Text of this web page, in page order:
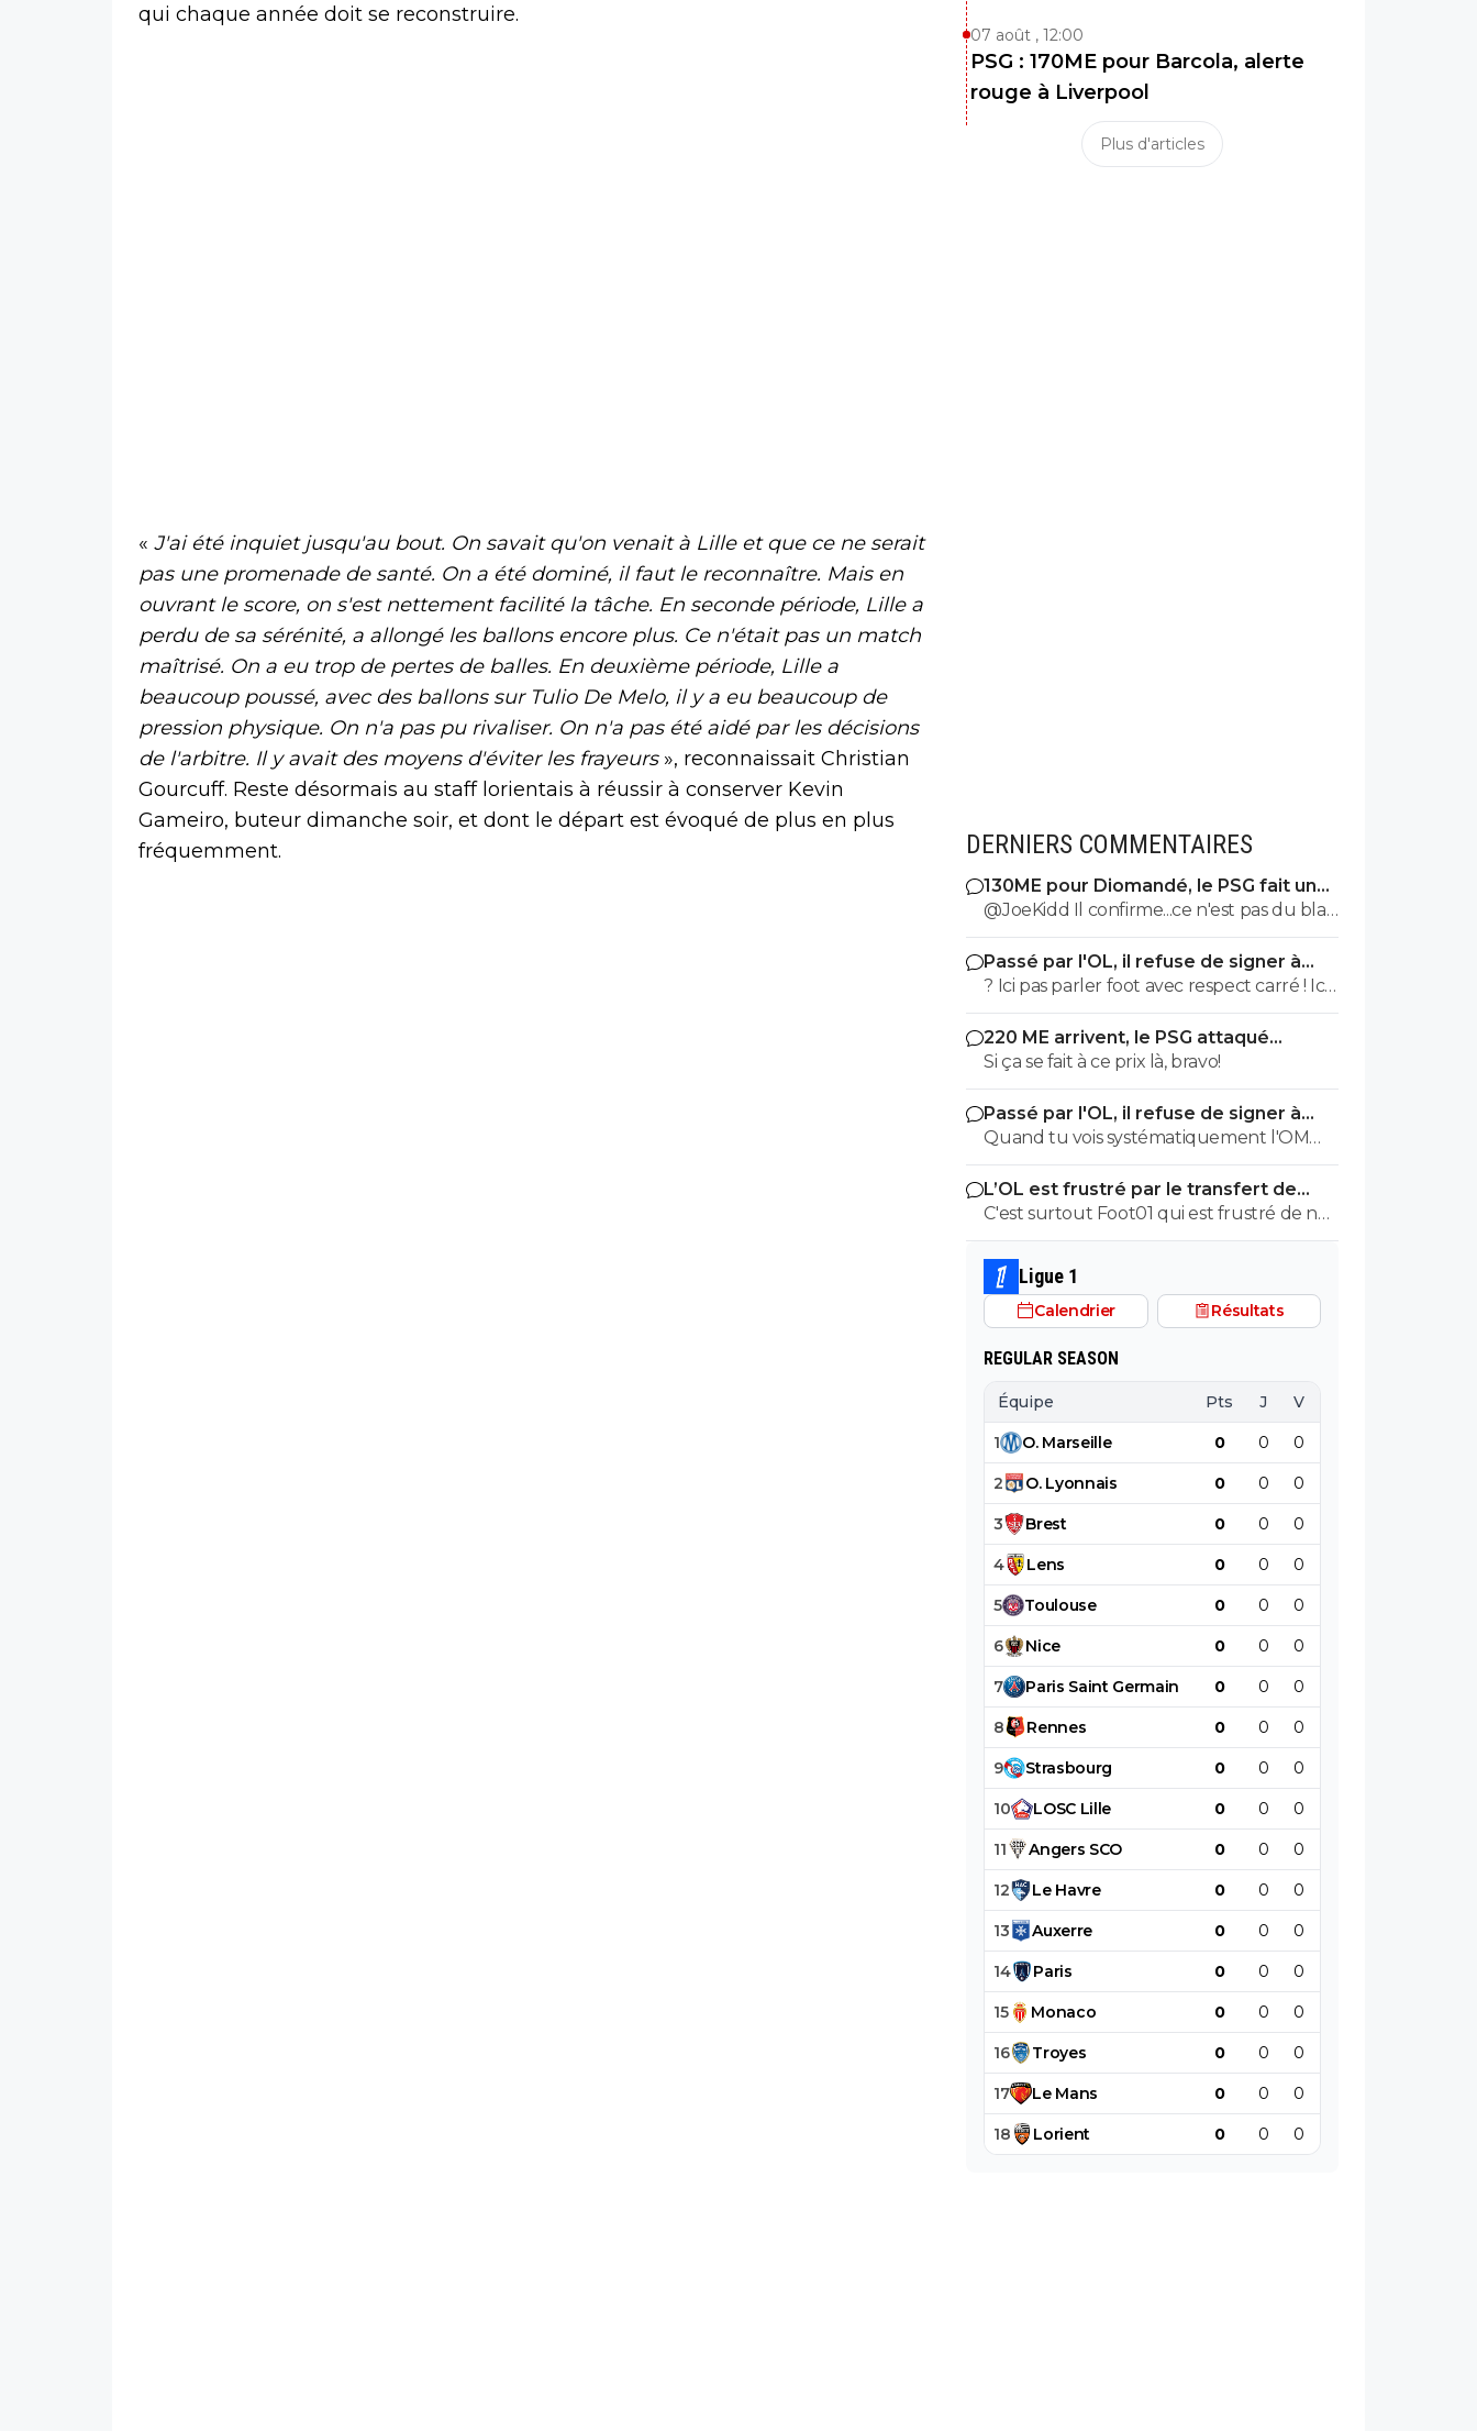
qui chaque année doit se reconstruire.
« J'ai été inquiet jusqu'au bout. On savait qu'on venait à Lille et que ce ne serait
pas une promenade de santé. On a été dominé, il faut le reconnaître. Mais en
ouvrant le score, on s'est nettement facilité la tâche. En seconde période, Lille a
perdu de sa sérénité, a allongé les ballons encore plus. Ce n'était pas un match
maîtrisé. On a eu trop de pertes de balles. En deuxième période, Lille a
beaucoup poussé, avec des ballons sur Tulio De Melo, il y a eu beaucoup de
pression physique. On n'a pas pu rivaliser. On n'a pas été aidé par les décisions
de l'arbitre. Il y avait des moyens d'éviter les frayeurs», reconnaissait Christian
Gourcuff. Reste désormais au staff lorientais à réussir à conserver Kevin
Gameiro, buteur dimanche soir, et dont le départ est évoqué de plus en plus
fréquemment.
07 août , 12:00
PSG : 170ME pour Barcola, alerte
rouge à Liverpool
Plus d'articles
DERNIERS COMMENTAIRES
130ME pour Diomandé, le PSG fait une
nouvelle offre
@JoeKidd Il confirme...ce n'est pas du bla
bla bla quand c'est le PSG...le gars n'a
honte de rien, surtout quand il s'agit
d'étaler publiquement sa bêtise ^^
Passé par l'OL, il refuse de signer à
l'OM
? Ici pas parler foot avec respect carré ! Ici
le pire site de foot avec des infos rancies et
inutiles plus ou moins pompées sur
d'autres sites plus sérieux entremêlées de
pub macronesques, avec des bandeaux à
coolies mal cuits ! Donc les lecteurs sont
parmi les pires abrutis que l'on puisse
rencontrer sur terre, peut-être même
des trolls mandatés par l'union
européenne pour déstabiliser l'Islande !!
220 ME arrivent, le PSG attaqué
comme jamais
Si ça se fait à ce prix là, bravo!
Passé par l'OL, il refuse de signer à
l'OM
Quand tu vois systématiquement l'OM
manger le mur saison après saison, il y a de
quoi refuser d'y aller. ^^
L’OL est frustré par le transfert de
Pavel Sulc
C'est surtout Foot01 qui est frustré de ne
rien savoir. ^^
Ligue 1
Calendrier Résultats
REGULAR SEASON
Équipe Pts J V
1 O. Marseille 0 0 0
2 O. Lyonnais 0 0 0
3 Brest 0 0 0
4 Lens 0 0 0
5 Toulouse 0 0 0
6 Nice 0 0 0
7 Paris Saint Germain 0 0 0
8 Rennes 0 0 0
9 Strasbourg 0 0 0
10 LOSC Lille 0 0 0
11 Angers SCO 0 0 0
12 Le Havre 0 0 0
13 Auxerre 0 0 0
14 Paris 0 0 0
15 Monaco 0 0 0
16 Troyes 0 0 0
17 Le Mans 0 0 0
18 Lorient 0 0 0